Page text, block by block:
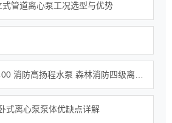
管道离心泵工况选型与优势
式离心泵泵体优缺点详解